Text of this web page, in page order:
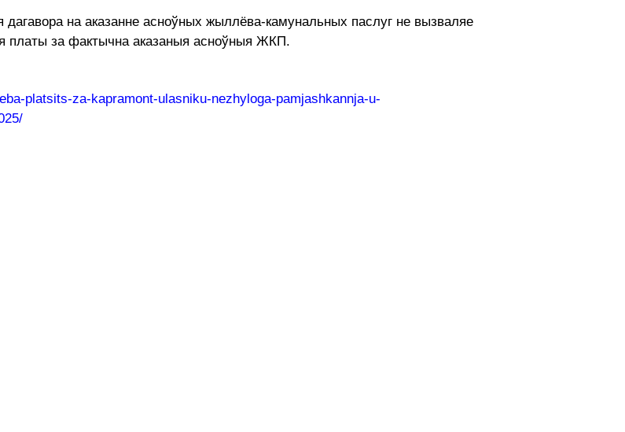
на аказанне асноўных жыллёва-камунальных паслуг не вызваляе
платы за фактычна аказаныя асноўныя ЖКП.
platsits-za-kapramont-ulasniku-nezhyloga-pamjashkannja-u-